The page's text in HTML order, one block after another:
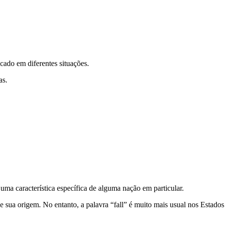
em diferentes situações.
característica específica de alguma nação em particular.
sua origem. No entanto, a palavra “fall” é muito mais usual nos Estados